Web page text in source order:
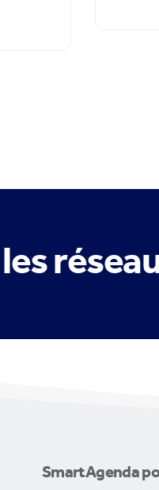
SmartAgenda